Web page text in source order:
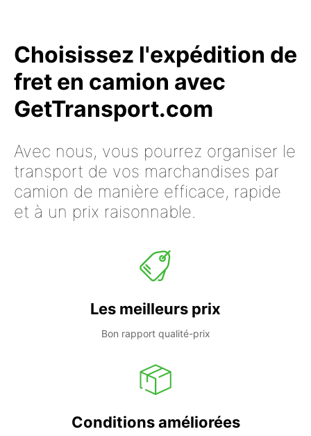
Choisissez l'expédition de
fret en camion avec
GetTransport.com
Avec nous, vous pourrez organiser le
transport de vos marchandises par
camion de manière efficace, rapide
et à un prix raisonnable.
Les meilleurs prix
Bon rapport qualité-prix
Conditions améliorées